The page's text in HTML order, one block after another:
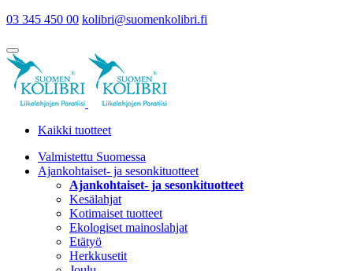
03 345 450 00 kolibri@suomenkolibri.fi
Kaikki tuotteet
Valmistettu Suomessa
Ajankohtaiset- ja sesonkituotteet
Ajankohtaiset- ja sesonkituotteet
Kesälahjat
Kotimaiset tuotteet
Ekologiset mainoslahjat
Etätyö
Herkkusetit